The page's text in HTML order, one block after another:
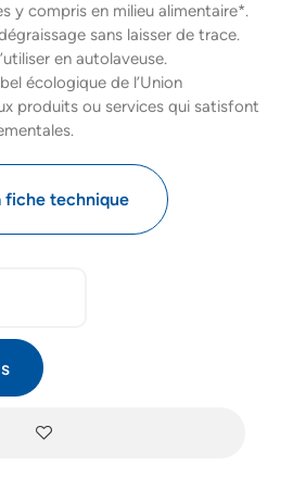
y compris en milieu alimentaire*.
sans laisser de trace.
en autolaveuse.
écologique de l’Union
produits ou services qui satisfont
fiche technique